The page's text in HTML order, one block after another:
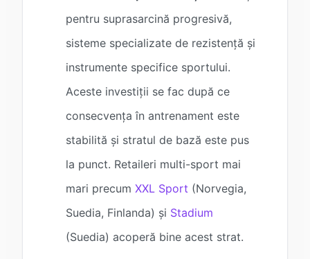
pentru suprasarcină progresivă,
sisteme specializate de rezistență și
instrumente specifice sportului.
Aceste investiții se fac după ce
consecvența în antrenament este
stabilită și stratul de bază este pus
la punct. Retaileri multi-sport mai
mari precum XXL Sport (Norvegia,
Suedia, Finlanda) și Stadium
(Suedia) acoperă bine acest strat.